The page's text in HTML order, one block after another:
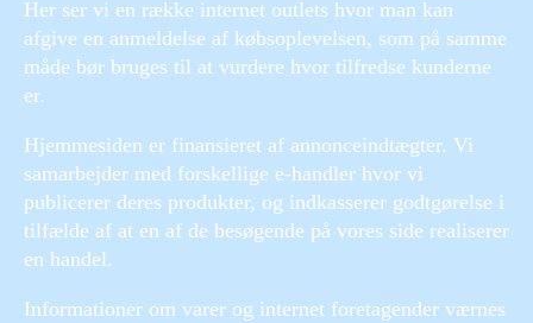
Her ser vi en række internet outlets hvor man kan
afgive en anmeldelse af købsoplevelsen, som på samme
måde bør bruges til at vurdere hvor tilfredse kunderne
er.
Hjemmesiden er finansieret af annonceindtægter. Vi
samarbejder med forskellige e-handler hvor vi
publicerer deres produkter, og indkasserer godtgørelse i
tilfælde af at en af de besøgende på vores side realiserer
en handel.
Informationer om varer og internet foretagender værnes